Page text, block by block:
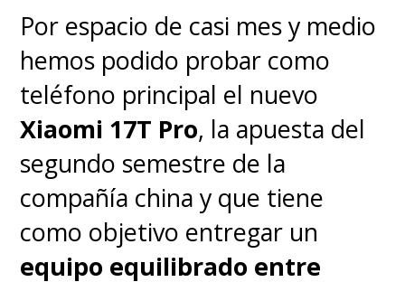
en un rol enorme que el
irlandés merecía hace tanto,
donde su mirada dice más
que sus palabras. Un hombre
cuya brújula moral no tarda en
reorientarse al dar cuenta de
que su creación es una criatura
que contener, especialmente
Por espacio de casi mes y medio
hemos podido probar como
teléfono principal el nuevo
Xiaomi 17T Pro, la apuesta del
segundo semestre de la
compañía china y que tiene
como objetivo entregar un
equipo equilibrado entre